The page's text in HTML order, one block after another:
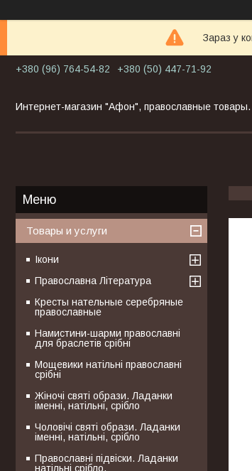
Зараз у
+380 (96) 764-54-82 +380 (50) 447-71-92
Интернет-магазин "Афон", православные товары.
Товары и услуги
Ікони
Православна Література
Кресты нательные серебряные
православные
Намистини-шарми православні
для браслетів срібні
Мощевики натільні православні
срібні
Жіночі святі образи. Ладанки
іменні, натільні, срібло
Чоловічі святі образи. Ладанки
іменні, натільні, срібло
Православні підвіски. Ладанки
натільні срібло.